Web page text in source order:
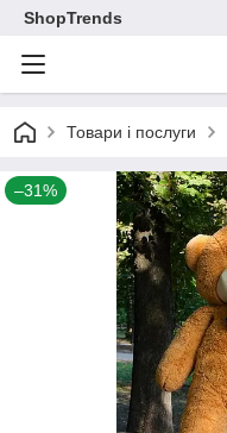
ShopTrends
Товари і послуги
–31%